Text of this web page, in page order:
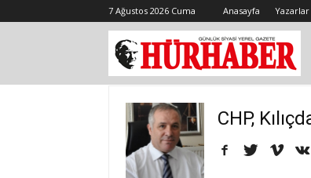
7 Ağustos 2026 Cuma Anasayfa Yazarlar
CHP,